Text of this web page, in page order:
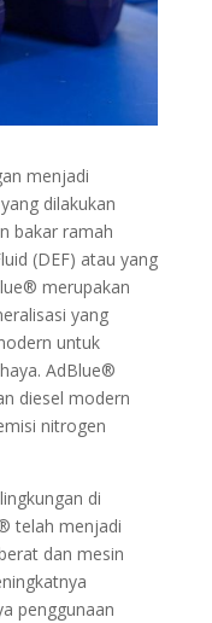
menjadi
dilakukan
bakar ramah
(DEF) atau yang
merupakan
yang
untuk
AdBlue®
diesel modern
nitrogen
di
telah menjadi
dan mesin
penggunaan